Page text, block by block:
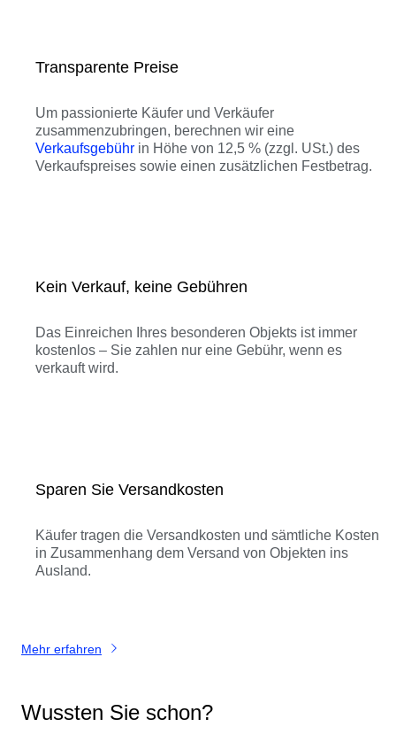
Transparente Preise
Um passionierte Käufer und Verkäufer
zusammenzubringen, berechnen wir eine
Verkaufsgebühr in Höhe von 12,5 % (zzgl. USt.) des
Verkaufspreises sowie einen zusätzlichen Festbetrag.
Kein Verkauf, keine Gebühren
Das Einreichen Ihres besonderen Objekts ist immer
kostenlos – Sie zahlen nur eine Gebühr, wenn es
verkauft wird.
Sparen Sie Versandkosten
Käufer tragen die Versandkosten und sämtliche Kosten
in Zusammenhang dem Versand von Objekten ins
Ausland.
Mehr erfahren
Wussten Sie schon?